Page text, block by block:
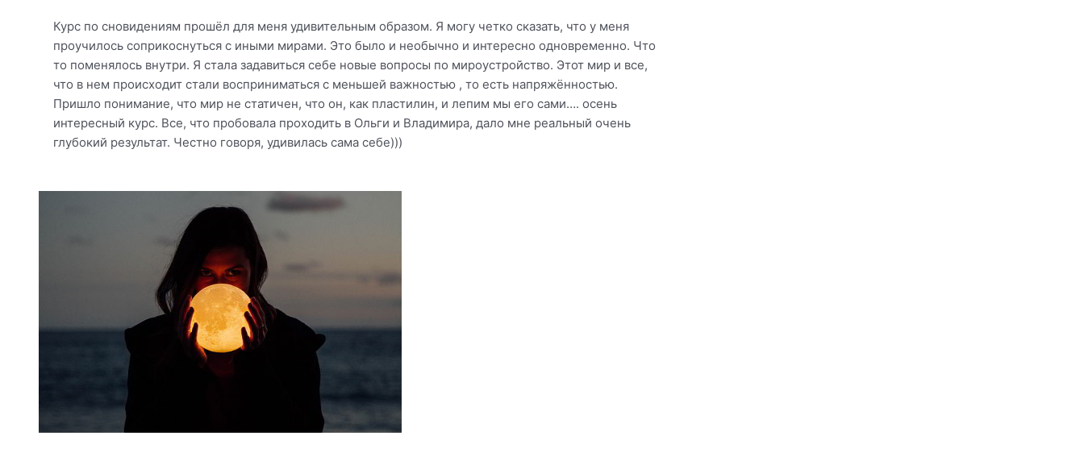
Курс по сновидениям прошёл для меня удивительным образом. Я могу четко сказать, что у меня
проучилось соприкоснуться с иными мирами. Это было и необычно и интересно одновременно. Что
то поменялось внутри. Я стала задавиться себе новые вопросы по мироустройство. Этот мир и все,
что в нем происходит стали восприниматься с меньшей важностью , то есть напряжённостью.
Пришло понимание, что мир не статичен, что он, как пластилин, и лепим мы его сами…. осень
интересный курс. Все, что пробовала проходить в Ольги и Владимира, дало мне реальный очень
глубокий результат. Честно говоря, удивилась сама себе)))